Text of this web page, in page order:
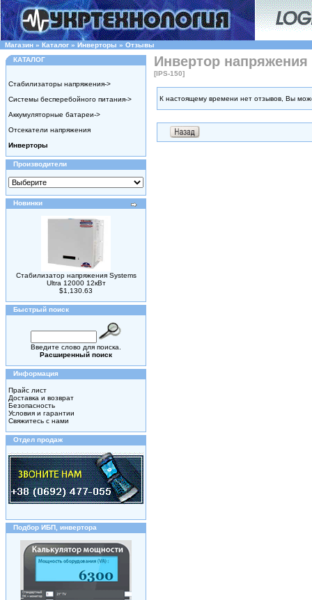
Магазин » Каталог » Инверторы » Отзывы
КАТАЛОГ
Стабилизаторы напряжения->
Системы бесперебойного питания->
Аккумуляторные батареи->
Отсекатели напряжения
Инверторы
Производители
Новинки
Стабилизатор напряжения Systems
Ultra 12000 12кВт
$1,130.63
Быстрый поиск
Введите слово для поиска.
Расширенный поиск
Информация
Прайс лист
Доставка и возврат
Безопасность
Условия и гарантии
Свяжитесь с нами
Отдел продаж
Подбор ИБП, инвертора
Инвертор напряжения
[IPS-150]
К настоящему времени нет отзывов, Вы